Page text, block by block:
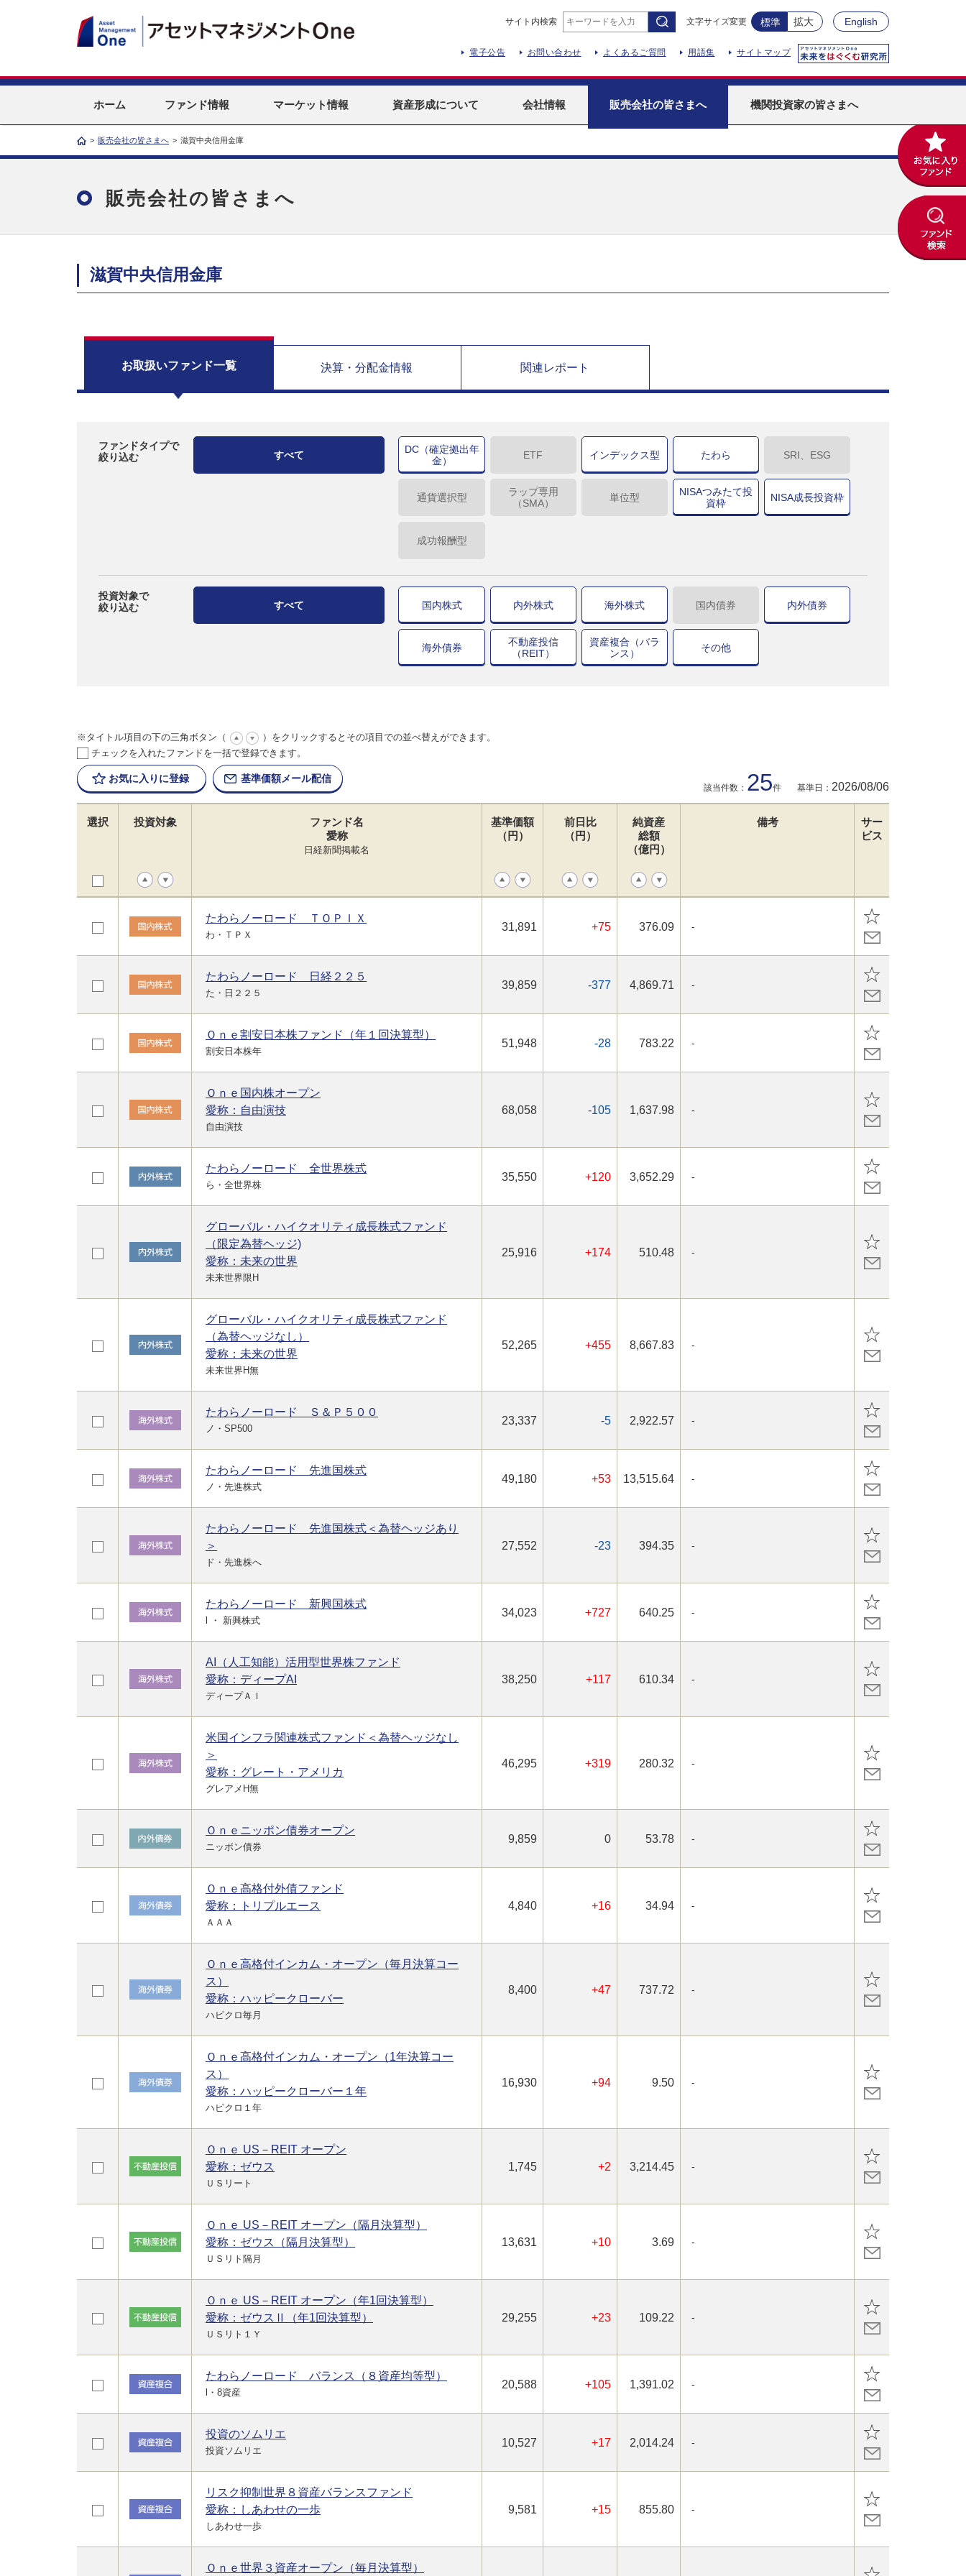
サイト内検索 文字サイズ変更 標準 拡大 English
電子公告 お問い合わせ よくあるご質問 用語集 サイトマップ
ホーム ファンド情報 マーケット情報 資産形成について 会社情報 販売会社の皆さまへ 機関投資家の皆さまへ
> 販売会社の皆さまへ > 滋賀中央信用金庫
販売会社の皆さまへ
滋賀中央信用金庫
お取扱いファンド一覧 決算・分配金情報 関連レポート
ファンドタイプで
絞り込む
すべて
DC（確定拠出年
金）
ETF インデックス型 たわら SRI、ESG
通貨選択型
ラップ専用
（SMA）
単位型
NISAつみたて投
資枠
NISA成長投資枠
成功報酬型
投資対象で
絞り込む
すべて 国内株式 内外株式 海外株式 国内債券 内外債券
海外債券
不動産投信
（REIT）
資産複合（バラ
ンス）
その他
※タイトル項目の下の三角ボタン（
）をクリックするとその項目での並べ替えができます。
チェックを入れたファンドを一括で登録できます。
お気に入りに登録 基準価額メール配信
該当件数： 25件 基準日： 2026/08/06
選択 投資対象
ファンド名
愛称
日経新聞掲載名
基準価額
（円）
前日比
（円）
純資産
総額
（億円）
備考
サー
ビス
たわらノーロード ＴＯＰＩＸ
わ・ＴＰＸ
31,891 +75 376.09 -
たわらノーロード 日経２２５
た・日２２５
39,859 -377 4,869.71 -
Ｏｎｅ割安日本株ファンド（年１回決算型）
割安日本株年
51,948 -28 783.22 -
Ｏｎｅ国内株オープン
愛称：自由演技
自由演技
68,058 -105 1,637.98 -
たわらノーロード 全世界株式
ら・全世界株
35,550 +120 3,652.29 -
グローバル・ハイクオリティ成長株式ファンド
（限定為替ヘッジ)
愛称：未来の世界
未来世界限H
25,916 +174 510.48 -
グローバル・ハイクオリティ成長株式ファンド
（為替ヘッジなし）
愛称：未来の世界
未来世界H無
52,265 +455 8,667.83 -
たわらノーロード Ｓ＆Ｐ５００
ノ・SP500
23,337 -5 2,922.57 -
たわらノーロード 先進国株式
ノ・先進株式
49,180 +53 13,515.64 -
たわらノーロード 先進国株式＜為替ヘッジあり
＞
ド・先進株へ
27,552 -23 394.35 -
たわらノーロード 新興国株式
l ・ 新興株式
34,023 +727 640.25 -
AI（人工知能）活用型世界株ファンド
愛称：ディープAI
ディープＡＩ
38,250 +117 610.34 -
米国インフラ関連株式ファンド＜為替ヘッジなし
＞
愛称：グレート・アメリカ
グレアメH無
46,295 +319 280.32 -
Ｏｎｅニッポン債券オープン
ニッポン債券
9,859 0 53.78 -
Ｏｎｅ高格付外債ファンド
愛称：トリプルエース
ＡＡＡ
4,840 +16 34.94 -
Ｏｎｅ高格付インカム・オープン（毎月決算コー
ス）
愛称：ハッピークローバー
ハピクロ毎月
8,400 +47 737.72 -
Ｏｎｅ高格付インカム・オープン（1年決算コー
ス）
愛称：ハッピークローバー１年
ハピクロ１年
16,930 +94 9.50 -
Ｏｎｅ US－REIT オープン
愛称：ゼウス
ＵＳリート
1,745 +2 3,214.45 -
Ｏｎｅ US－REIT オープン（隔月決算型）
愛称：ゼウス（隔月決算型）
ＵＳリト隔月
13,631 +10 3.69 -
Ｏｎｅ US－REIT オープン（年1回決算型）
愛称：ゼウスⅡ（年1回決算型）
ＵＳリト１Ｙ
29,255 +23 109.22 -
たわらノーロード バランス（８資産均等型）
l・8資産
20,588 +105 1,391.02 -
投資のソムリエ
投資ソムリエ
10,527 +17 2,014.24 -
リスク抑制世界８資産バランスファンド
愛称：しあわせの一歩
しあわせ一歩
9,581 +15 855.80 -
Ｏｎｅ世界３資産オープン（毎月決算型）